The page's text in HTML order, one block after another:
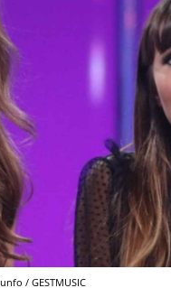
/ GESTMUSIC